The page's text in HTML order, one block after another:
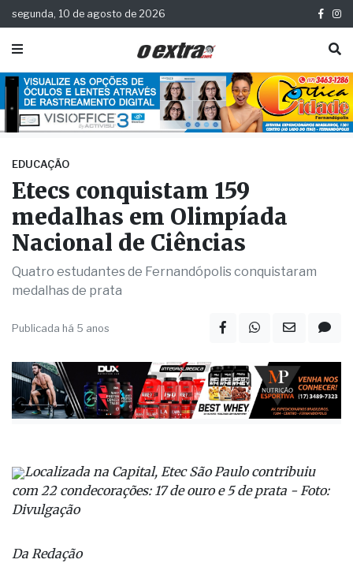
segunda, 10 de agosto de 2026
EDUCAÇÃO
Etecs conquistam 159
medalhas em Olimpíada
Nacional de Ciências
Quatro estudantes de Fernandópolis conquistaram
medalhas de prata
Publicada há 5 anos
Localizada na Capital, Etec São Paulo contribuiu
com 22 condecorações: 17 de ouro e 5 de prata - Foto:
Divulgação
Da Redação